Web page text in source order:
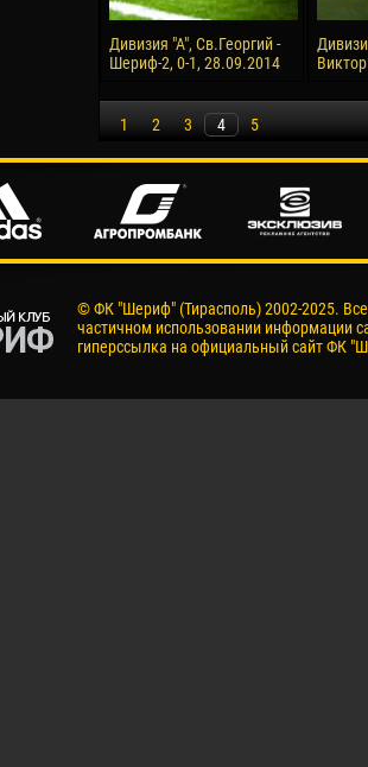
Дивизия "А", Св.Георгий -
Шериф-2, 0-1, 28.09.2014
1 2 3 4 5
© ФК "Шериф" (Тирасполь) 2002-2025.
частичном использовании информации
гиперссылка на официальный сайт ФК